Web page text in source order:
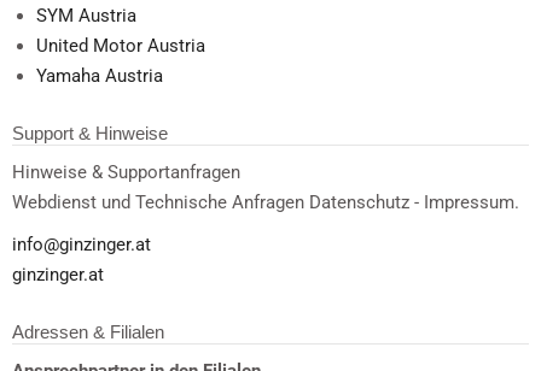
SYM Austria
United Motor Austria
Yamaha Austria
Support & Hinweise
Hinweise & Supportanfragen
Webdienst und Technische Anfragen Datenschutz - Impressum.
info@ginzinger.at
ginzinger.at
Adressen & Filialen